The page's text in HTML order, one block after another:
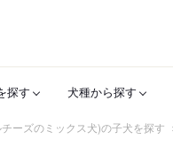
探す 犬種から探す
ーズのミックス犬)の子犬を探す